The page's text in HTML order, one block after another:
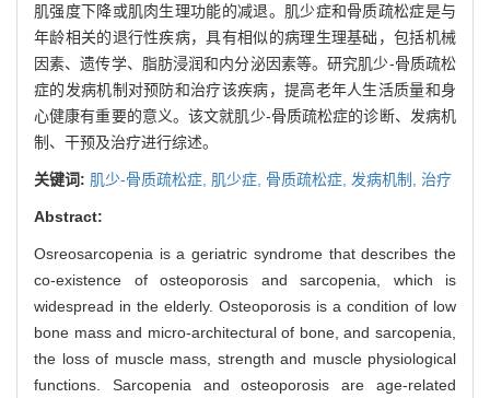
肌强度下降或肌肉生理功能的减退。肌少症和骨质疏松症是与
年龄相关的退行性疾病，具有相似的病理生理基础，包括机械
因素、遗传学、脂肪浸润和内分泌因素等。研究肌少-骨质疏松
症的发病机制对预防和治疗该疾病，提高老年人生活质量和身
心健康有重要的意义。该文就肌少-骨质疏松症的诊断、发病机
制、干预及治疗进行综述。
关键词: 肌少-骨质疏松症, 肌少症, 骨质疏松症, 发病机制, 治疗
Abstract:
Osreosarcopenia is a geriatric syndrome that describes the
co-existence of osteoporosis and sarcopenia, which is
widespread in the elderly. Osteoporosis is a condition of low
bone mass and micro-architectural of bone, and sarcopenia,
the loss of muscle mass, strength and muscle physiological
functions. Sarcopenia and osteoporosis are age-related